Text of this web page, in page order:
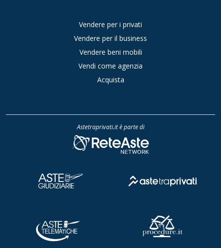
Vendere per i privati
Vendere per il business
Vendere beni mobili
Vendi come agenzia
Acquista
Astetraprivati.it è parte di